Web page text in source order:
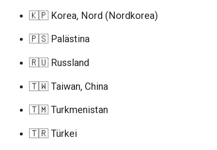
🇰🇵 Korea, Nord (Nordkorea)
🇵🇸 Palästina
🇷🇺 Russland
🇹🇼 Taiwan, China
🇹🇲 Turkmenistan
🇹🇷 Türkei